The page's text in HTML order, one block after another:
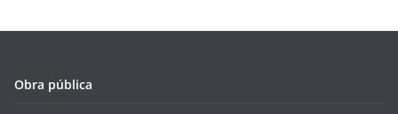
Obra pública